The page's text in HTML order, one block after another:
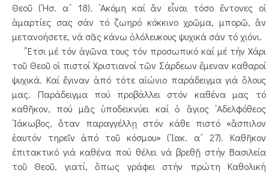
Θεοῦ (῾Ησ. α´ 18). ᾿Ακόμη καί ἄν εἶναι τόσο ἔντονες οἱ
ἁμαρτίες σας σάν τό ζωηρό κόκκινο χρῶμα, μπορῶ, ἄν
μετανοήσετε, νά σᾶς κάνω ὁλόλευκους ψυχικά σάν τό χιόνι.
῎Ετσι μέ τόν ἀγῶνα τους τόν προσωπικό καί μέ τήν Χάρι
τοῦ Θεοῦ οἱ πιστοί Χριστιανοί τῶν Σάρδεων ἔμεναν καθαροί
ψυχικά. Καί ἔγιναν ἀπό τότε αἰώνιο παράδειγμα γιά ὅλους
μας. Παράδειγμα πού προβάλλει στόν καθένα μας τό
καθῆκον, πού μᾶς ὑποδεικνύει καί ὁ ἅγιος ᾿Αδελφόθεος
᾿Ιάκωβος, ὅταν παραγγέλλῃ στόν κάθε πιστό «ἄσπιλον
ἑαυτόν τηρεῖν ἀπό τοῦ κόσμου» (᾿Ιακ. α´ 27). Καθῆκον
ἐπιτακτικό γιά καθένα πού θέλει νά βρεθῇ στήν Βασιλεία
τοῦ Θεοῦ, γιατί, ὅπως γράφει στήν πρώτη Καθολική